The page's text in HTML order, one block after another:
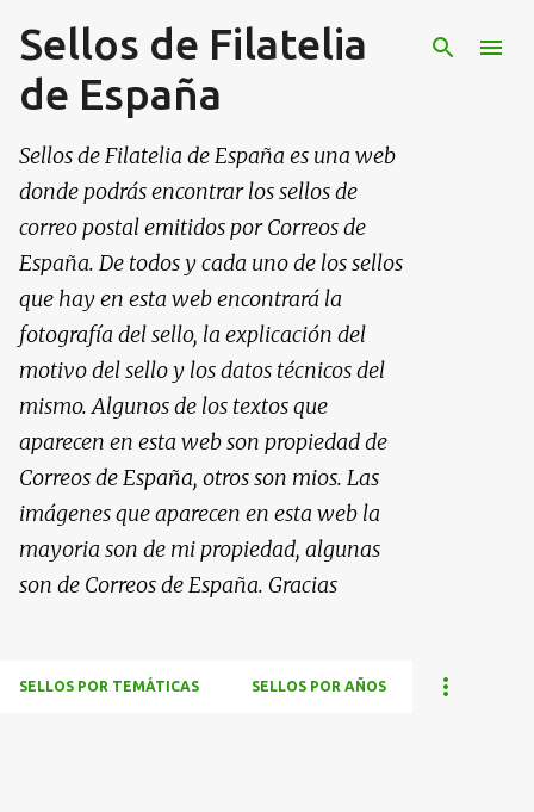
Ir al contenido principal
Sellos de Filatelia
de España
Sellos de Filatelia de España es una web
donde podrás encontrar los sellos de
correo postal emitidos por Correos de
España. De todos y cada uno de los sellos
que hay en esta web encontrará la
fotografía del sello, la explicación del
motivo del sello y los datos técnicos del
mismo. Algunos de los textos que
aparecen en esta web son propiedad de
Correos de España, otros son mios. Las
imágenes que aparecen en esta web la
mayoria son de mi propiedad, algunas
son de Correos de España. Gracias
SELLOS POR TEMÁTICAS SELLOS POR AÑOS